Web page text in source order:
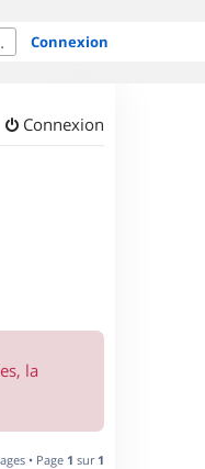
Connexion
Connexion
la
• Page 1 sur 1